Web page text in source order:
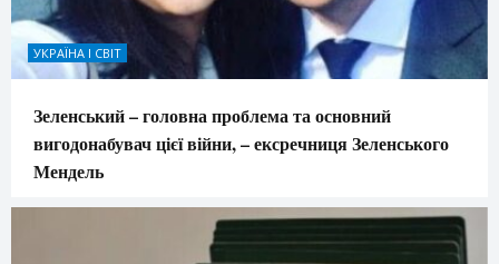
УКРАЇНА І СВІТ
Зеленський – головна проблема та основний
вигодонабувач цієї війни, – ексречниця Зеленського
Мендель